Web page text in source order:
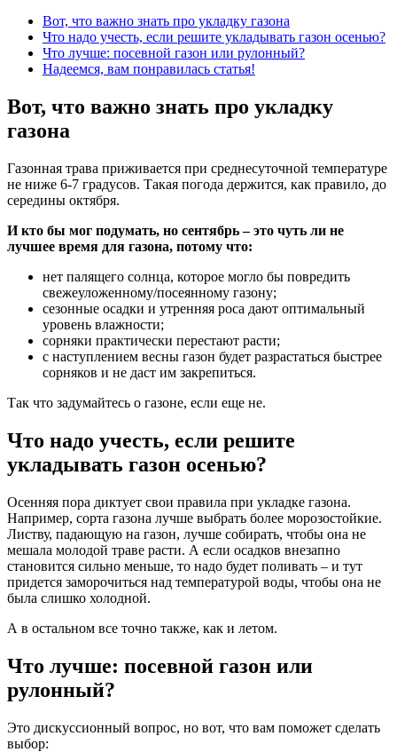
Вот, что важно знать про укладку газона
Что надо учесть, если решите укладывать газон осенью?
Что лучше: посевной газон или рулонный?
Надеемся, вам понравилась статья!
Вот, что важно знать про укладку
газона
Газонная трава приживается при среднесуточной температуре
не ниже 6-7 градусов. Такая погода держится, как правило, до
середины октября.
И кто бы мог подумать, но сентябрь – это чуть ли не
лучшее время для газона, потому что:
нет палящего солнца, которое могло бы повредить
свежеуложенному/посеянному газону;
сезонные осадки и утренняя роса дают оптимальный
уровень влажности;
сорняки практически перестают расти;
с наступлением весны газон будет разрастаться быстрее
сорняков и не даст им закрепиться.
Так что задумайтесь о газоне, если еще не.
Что надо учесть, если решите
укладывать газон осенью?
Осенняя пора диктует свои правила при укладке газона.
Например, сорта газона лучше выбрать более морозостойкие.
Листву, падающую на газон, лучше собирать, чтобы она не
мешала молодой траве расти. А если осадков внезапно
становится сильно меньше, то надо будет поливать – и тут
придется заморочиться над температурой воды, чтобы она не
была слишко холодной.
А в остальном все точно также, как и летом.
Что лучше: посевной газон или
рулонный?
Это дискуссионный вопрос, но вот, что вам поможет сделать
выбор: